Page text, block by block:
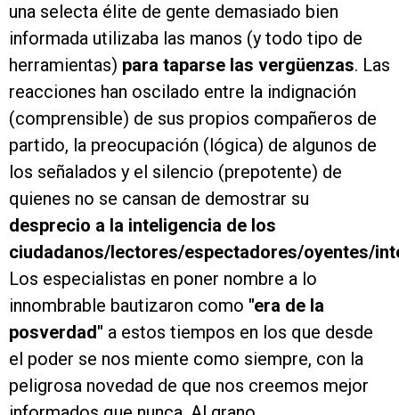
una selecta élite de gente demasiado bien
informada utilizaba las manos (y todo tipo de
herramientas) para taparse las vergüenzas. Las
reacciones han oscilado entre la indignación
(comprensible) de sus propios compañeros de
partido, la preocupación (lógica) de algunos de
los señalados y el silencio (prepotente) de
quienes no se cansan de demostrar su
desprecio a la inteligencia de los
ciudadanos/lectores/espectadores/oyentes/
Los especialistas en poner nombre a lo
innombrable bautizaron como "era de la
posverdad" a estos tiempos en los que desde
el poder se nos miente como siempre, con la
peligrosa novedad de que nos creemos mejor